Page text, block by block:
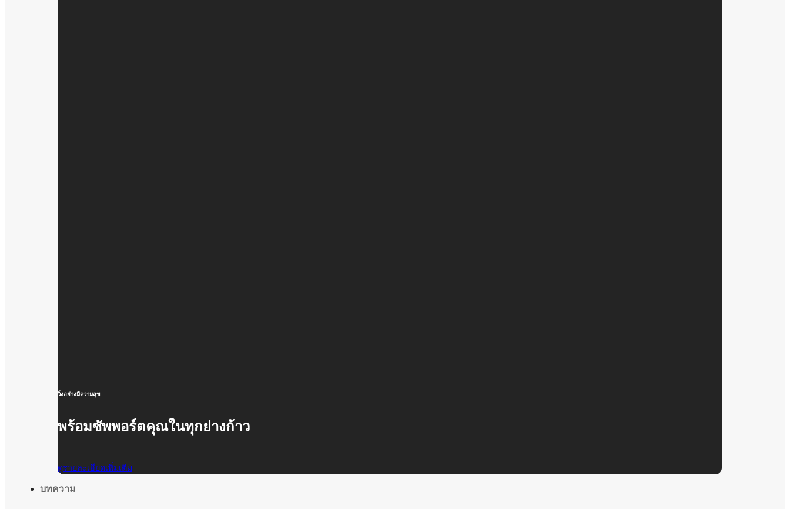
วิ่งอย่างมีความสุข
พร้อมซัพพอร์ตคุณในทุกย่างก้าว
ดูรายละเอียดเพิ่มเติม
บทความ